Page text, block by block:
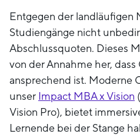
Entgegen der landläufigen
Studiengänge nicht
Abschlussquoten. Dieses
von der Annahme her,
ansprechend ist. Moderne
unser Impact MBA x Vision
Vision Pro), bietet
Lernende bei der Stange